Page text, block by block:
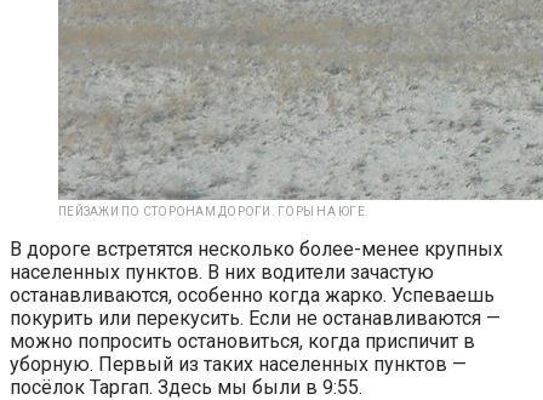
ПЕЙЗАЖИ ПО СТОРОНАМ ДОРОГИ. ГОРЫ НА ЮГЕ.
В дороге встретятся несколько более-менее крупных
населенных пунктов. В них водители зачастую
останавливаются, особенно когда жарко. Успеваешь
покурить или перекусить. Если не останавливаются —
можно попросить остановиться, когда приспичит в
уборную. Первый из таких населенных пунктов —
посёлок Таргап. Здесь мы были в 9:55.